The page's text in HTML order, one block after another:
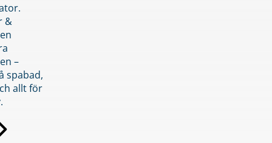
&
–
spabad,
allt för